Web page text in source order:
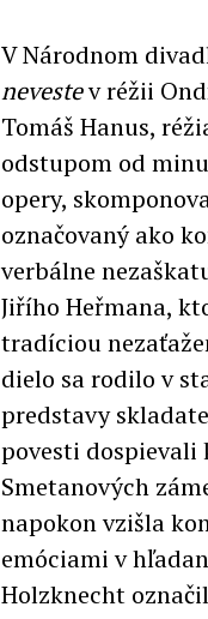
V Národnom
nevestev réžii
Tomáš Hanus,
odstupom od
opery,
označovaný ako
verbálne
Jiřího Heřmana,
tradíciou
dielo sa rodilo v
predstavy
povesti dospievali
Smetanových
napokon vzišla
emóciami v
Holzknecht označil